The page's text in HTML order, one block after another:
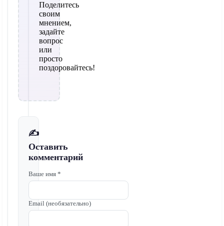
Поделитесь
своим
мнением,
задайте
вопрос
или
просто
поздоровайтесь!
✍️
Оставить
комментарий
Ваше имя *
Email (необязательно)